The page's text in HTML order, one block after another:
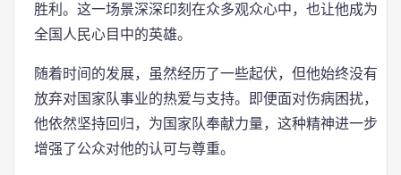
胜利。这一场景深深印刻在众多观众心中，也让他成为
全国人民心目中的英雄。
随着时间的发展，虽然经历了一些起伏，但他始终没有
放弃对国家队事业的热爱与支持。即便面对伤病困扰，
他依然坚持回归，为国家队奉献力量，这种精神进一步
增强了公众对他的认可与尊重。